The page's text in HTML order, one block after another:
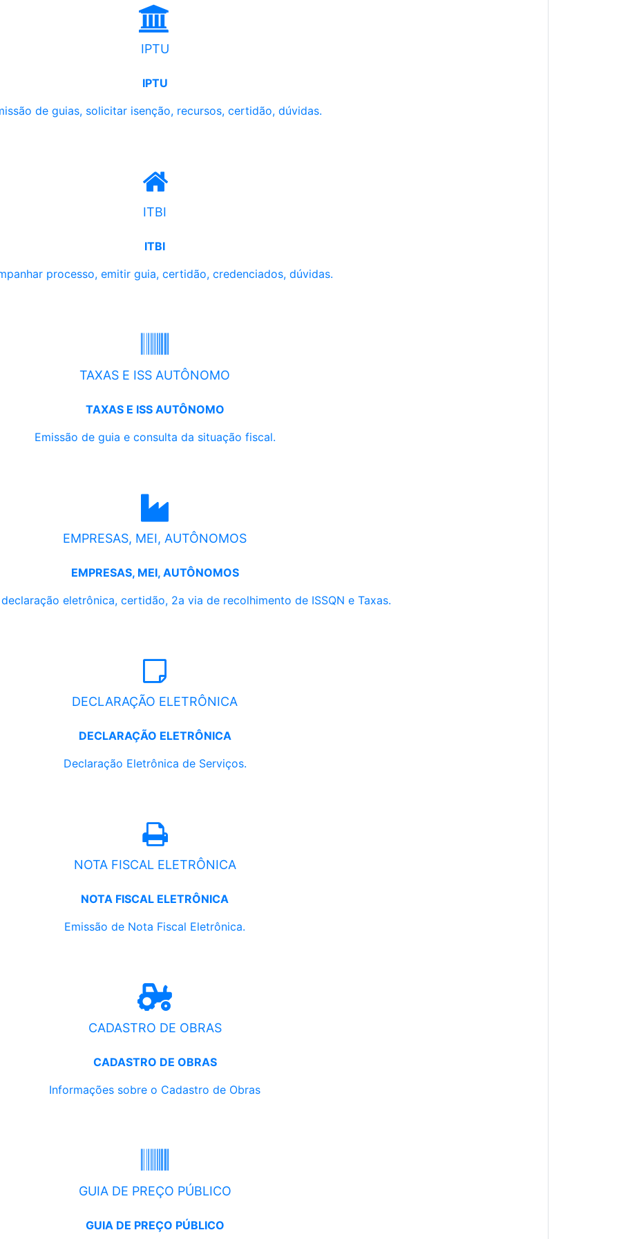
IPTU
IPTU
de guias, solicitar isenção, recursos, certidão, dúvidas.
ITBI
ITBI
processo, emitir guia, certidão, credenciados, dúvidas.
TAXAS E ISS AUTÔNOMO
TAXAS E ISS AUTÔNOMO
Emissão de guia e consulta da situação fiscal.
EMPRESAS, MEI, AUTÔNOMOS
EMPRESAS, MEI, AUTÔNOMOS
eletrônica, certidão, 2a via de recolhimento de ISSQN e Taxas.
DECLARAÇÃO ELETRÔNICA
DECLARAÇÃO ELETRÔNICA
Declaração Eletrônica de Serviços.
NOTA FISCAL ELETRÔNICA
NOTA FISCAL ELETRÔNICA
Emissão de Nota Fiscal Eletrônica.
CADASTRO DE OBRAS
CADASTRO DE OBRAS
Informações sobre o Cadastro de Obras
GUIA DE PREÇO PÚBLICO
GUIA DE PREÇO PÚBLICO